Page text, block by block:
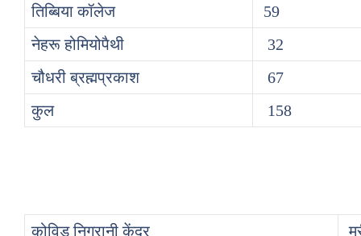
तिब्बिया कॉलेज
59
नेहरू होमियोपैथी
32
चौधरी ब्रह्मप्रकाश
67
कुल
158
कोविड निगरानी केंद्र